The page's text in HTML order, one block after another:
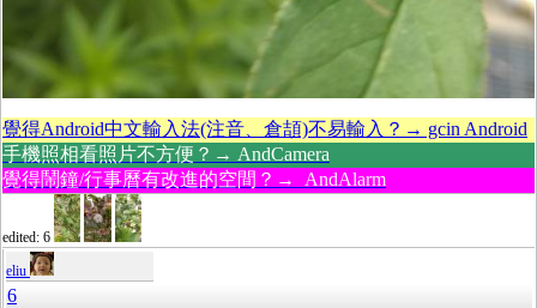
覺得Android中文輸入法(注音、倉頡)不易輸入？→ gcin Android
手機照相看照片不方便？→ AndCamera
覺得鬧鐘/行事曆有改進的空間？→ AndAlarm
edited: 6
eliu
6